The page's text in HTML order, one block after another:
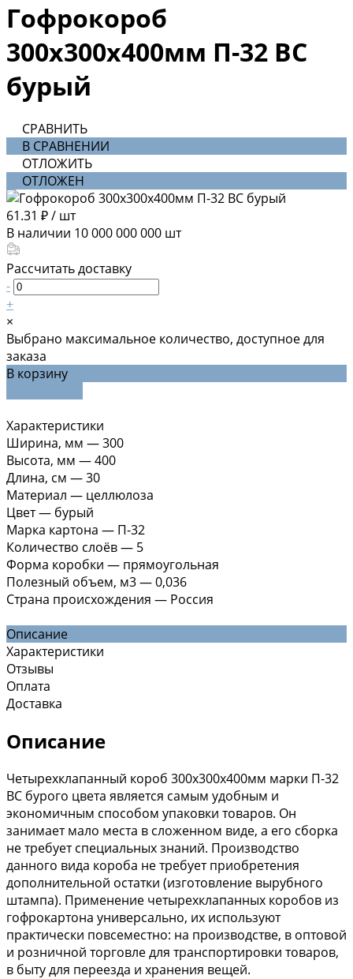
Гофрокороб
300х300х400мм П-32 ВС
бурый
СРАВНИТЬ
В СРАВНЕНИИ
ОТЛОЖИТЬ
ОТЛОЖЕН
61.31 ₽/ шт
В наличии 10 000 000 000 шт
Рассчитать доставку
-
+
×
Выбрано максимальное количество, доступное для
заказа
В корзину
Характеристики
Ширина, мм —300
Высота, мм —400
Длина, см —30
Материал — целлюлоза
Цвет— бурый
Марка картона — П-32
Количество слоёв— 5
Форма коробки — прямоугольная
Полезный объем, м3—0,036
Страна происхождения — Россия
Описание
Характеристики
Отзывы
Оплата
Доставка
Описание
Четырехклапанный короб 300х300х400мм марки П-32
ВС бурого цвета является самым удобным и
экономичным способом упаковки товаров. Он
занимает мало места в сложенном виде, а его сборка
не требует специальных знаний. Производство
данного вида короба не требует приобретения
дополнительной остатки (изготовление вырубного
штампа). Применение четырехклапанных коробов из
гофрокартона универсально, их используют
практически повсеместно: на производстве, в оптовой
и розничной торговле для транспортировки товаров,
в быту для переезда и хранения вещей.